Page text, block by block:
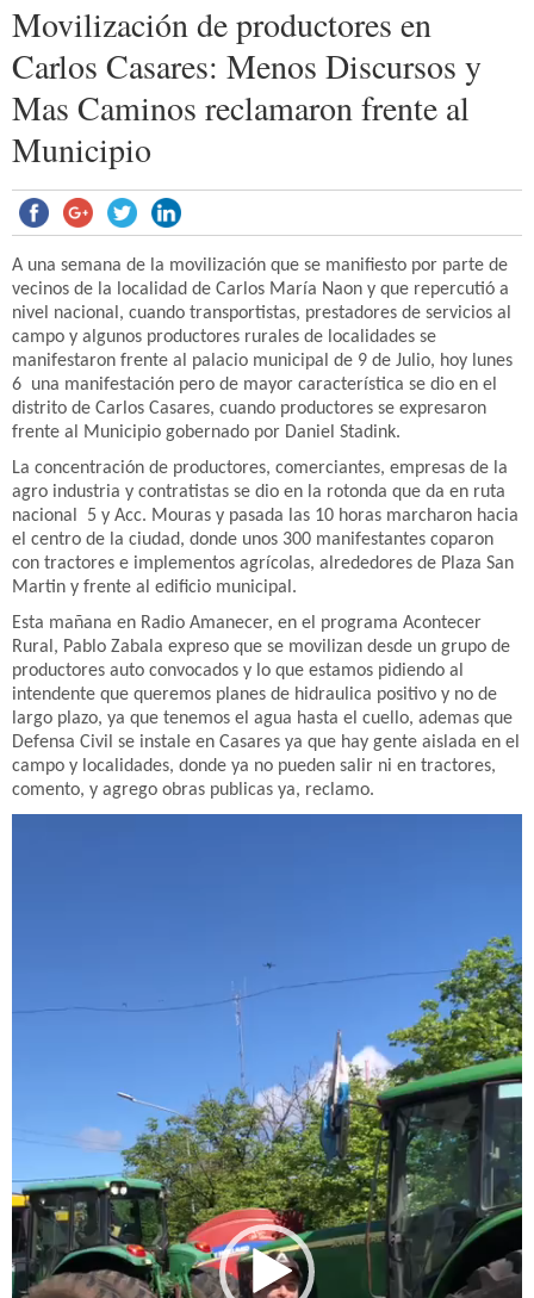
Movilización de productores en
Carlos Casares: Menos Discursos y
Mas Caminos reclamaron frente al
Municipio
A una semana de la movilización que se manifiesto por parte de
vecinos de la localidad de Carlos María Naon y que repercutió a
nivel nacional, cuando transportistas, prestadores de servicios al
campo y algunos productores rurales de localidades se
manifestaron frente al palacio municipal de 9 de Julio, hoy lunes
6 una manifestación pero de mayor característica se dio en el
distrito de Carlos Casares, cuando productores se expresaron
frente al Municipio gobernado por Daniel Stadink.
La concentración de productores, comerciantes, empresas de la
agro industria y contratistas se dio en la rotonda que da en ruta
nacional 5 y Acc. Mouras y pasada las 10 horas marcharon hacia
el centro de la ciudad, donde unos 300 manifestantes coparon
con tractores e implementos agrícolas, alrededores de Plaza San
Martin y frente al edificio municipal.
Esta mañana en Radio Amanecer, en el programa Acontecer
Rural, Pablo Zabala expreso que se movilizan desde un grupo de
productores auto convocados y lo que estamos pidiendo al
intendente que queremos planes de hidraulica positivo y no de
largo plazo, ya que tenemos el agua hasta el cuello, ademas que
Defensa Civil se instale en Casares ya que hay gente aislada en el
campo y localidades, donde ya no pueden salir ni en tractores,
comento, y agrego obras publicas ya, reclamo.